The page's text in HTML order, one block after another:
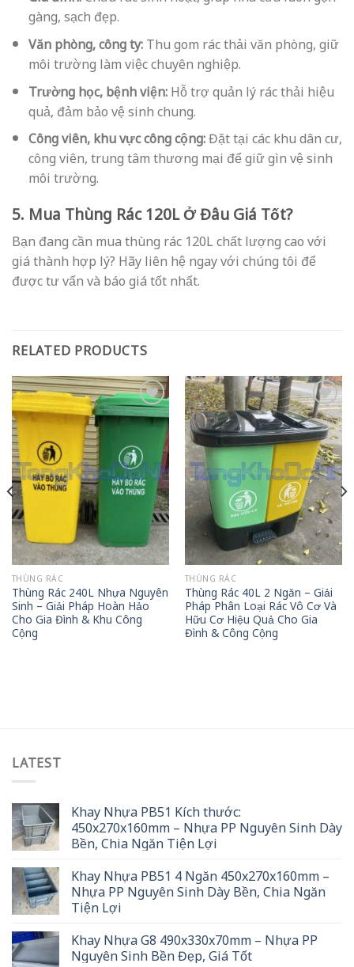
gàng, sạch đẹp.
Văn phòng, công ty:Thu gom rác thải văn phòng, giữ
môi trường làm việc chuyên nghiệp.
Trường học, bệnh viện:Hỗ trợ quản lý rác thải hiệu
quả, đảm bảo vệ sinh chung.
Công viên, khu vực công cộng:Đặt tại các khu dân cư,
công viên, trung tâm thương mại để giữ gìn vệ sinh
môi trường.
5. Mua Thùng Rác 120L Ở Đâu Giá Tốt?
Bạn đang cần mua thùng rác 120L chất lượng cao với
giá thành hợp lý? Hãy liên hệ ngay với chúng tôi để
được tư vấn và báo giá tốt nhất.
RELATED PRODUCTS
Add to
wishlist
THÙNG RÁC
Thùng Rác 240L Nhựa Nguyên
Sinh – Giải Pháp Hoàn Hảo
Cho Gia Đình & Khu Công
Cộng
Add to
wishlist
THÙNG RÁC
Thùng Rác 40L 2 Ngăn – Giải
Pháp Phân Loại Rác Vô Cơ Và
Hữu Cơ Hiệu Quả Cho Gia
Đình & Công Cộng
LATEST
Khay Nhựa PB51 Kích thước:
450x270x160mm – Nhựa PP Nguyên Sinh Dày
Bền, Chia Ngăn Tiện Lợi
Khay Nhựa PB51 4 Ngăn 450x270x160mm –
Nhựa PP Nguyên Sinh Dày Bền, Chia Ngăn
Tiện Lợi
Khay Nhựa G8 490x330x70mm – Nhựa PP
Nguyên Sinh Bền Đẹp, Giá Tốt